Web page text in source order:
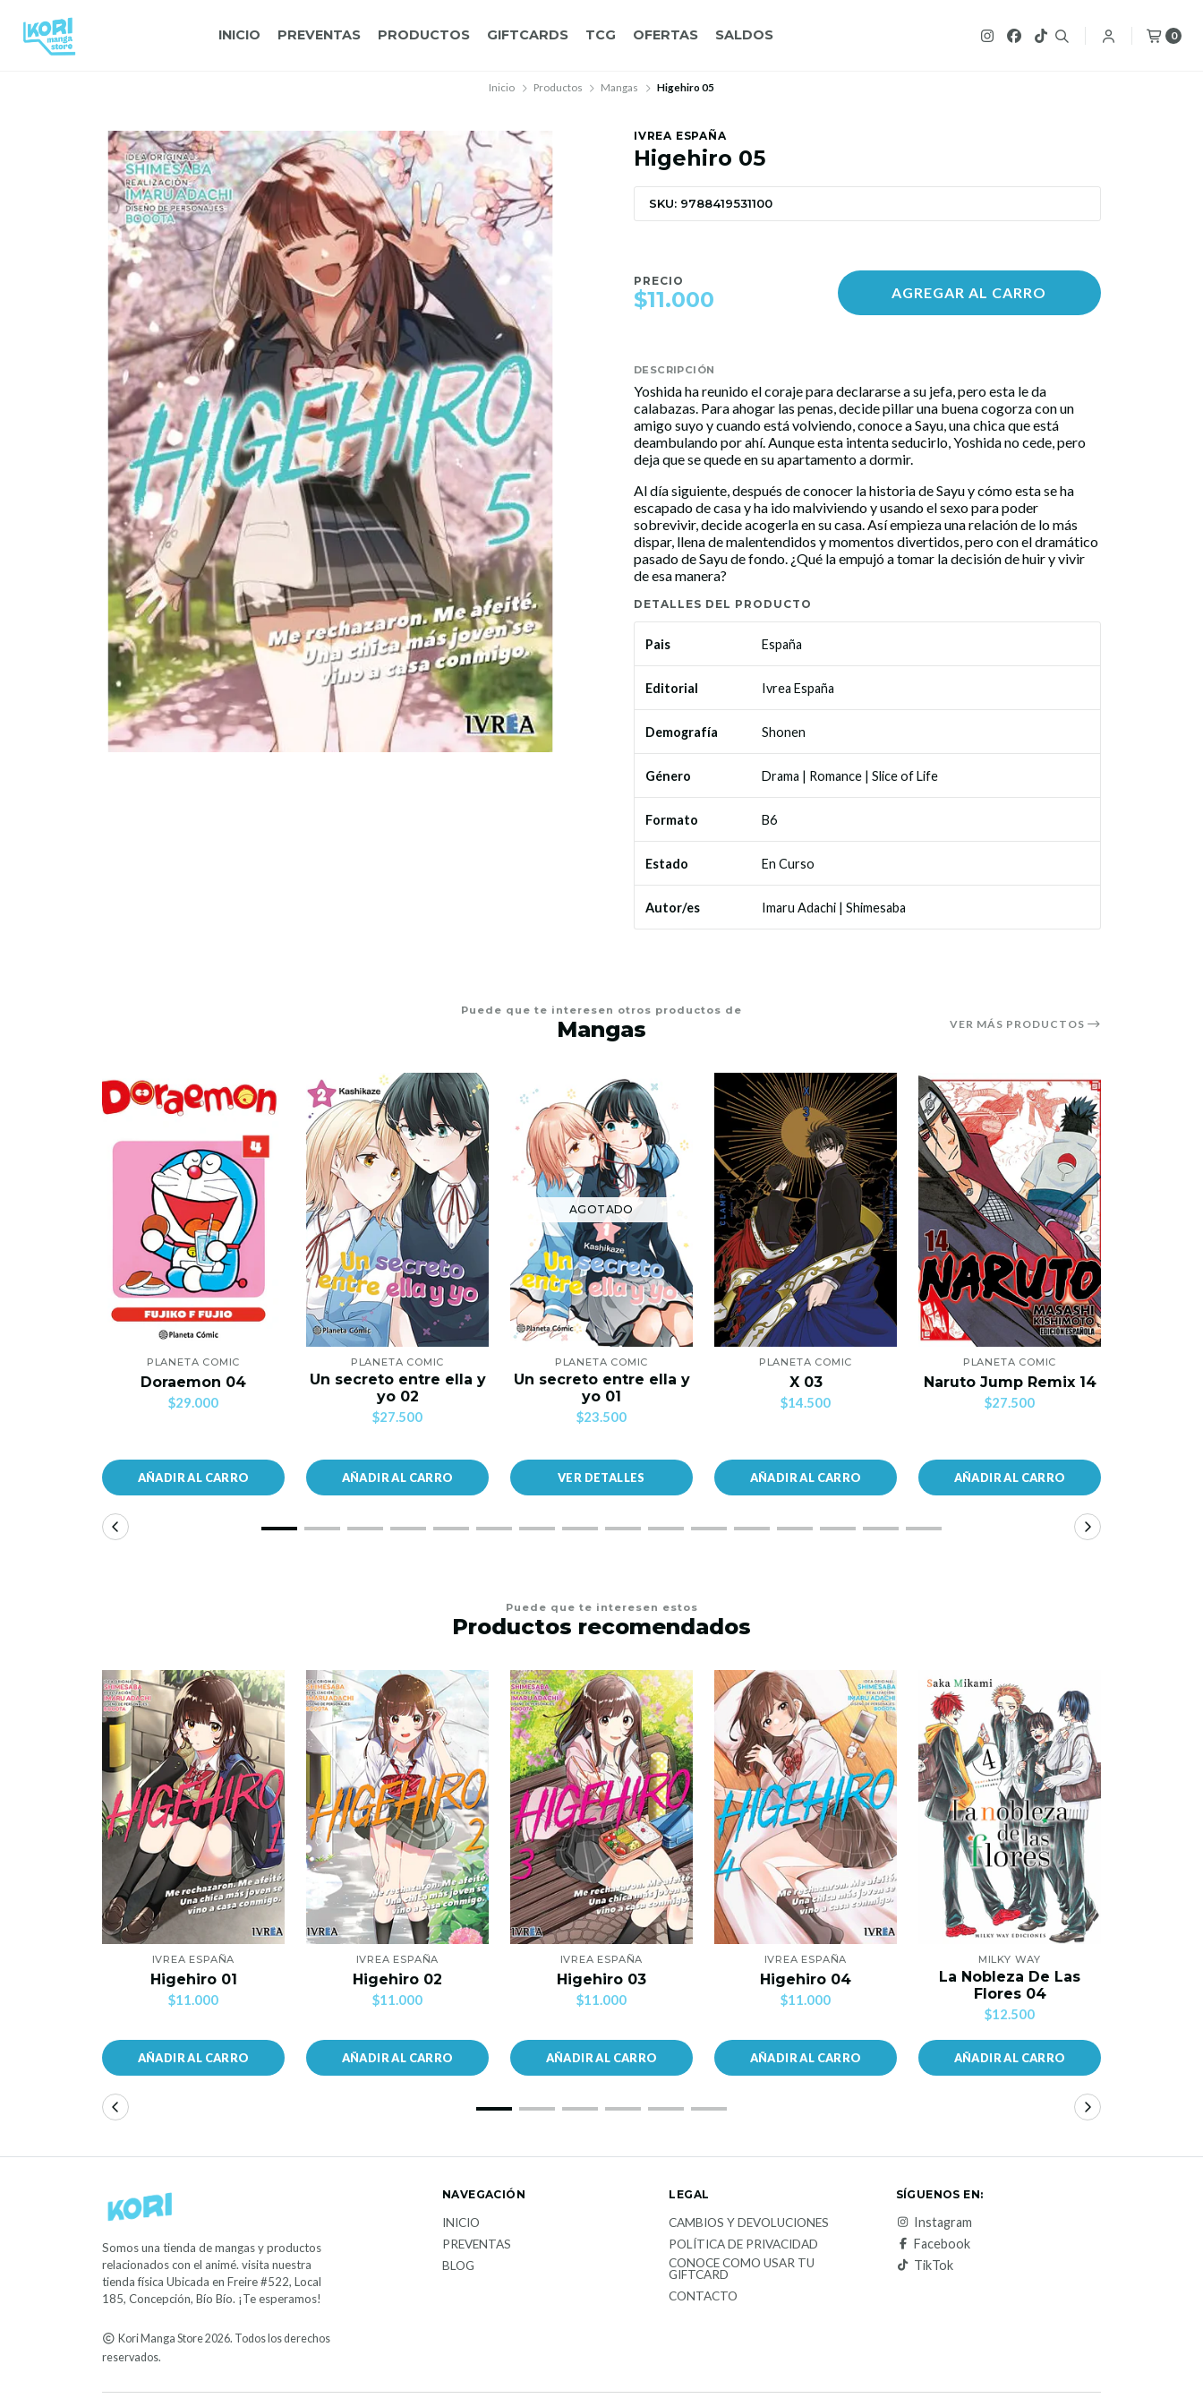
INICIO PREVENTAS PRODUCTOS GIFTCARDS TCG OFERTAS SALDOS 0
Inicio Productos Mangas Higehiro 05
IVREA ESPAÑA
Higehiro 05
SKU: 9788419531100
PRECIO
$11.000 AGREGAR AL CARRO
DESCRIPCIÓN
Yoshida ha reunido el coraje para declararse a su jefa, pero esta le da
calabazas. Para ahogar las penas, decide pillar una buena cogorza con un
amigo suyo y cuando está volviendo, conoce a Sayu, una chica que está
deambulando por ahí. Aunque esta intenta seducirlo, Yoshida no cede, pero
deja que se quede en su apartamento a dormir.
Al día siguiente, después de conocer la historia de Sayu y cómo esta se ha
escapado de casa y ha ido malviviendo y usando el sexo para poder
sobrevivir, decide acogerla en su casa. Así empieza una relación de lo más
dispar, llena de malentendidos y momentos divertidos, pero con el dramático
pasado de Sayu de fondo. ¿Qué la empujó a tomar la decisión de huir y vivir
de esa manera?
DETALLES DEL PRODUCTO
Pais España
Editorial Ivrea España
Demografía Shonen
Género Drama | Romance | Slice of Life
Formato B6
Estado En Curso
Autor/es Imaru Adachi | Shimesaba
Puede que te interesen otros productos de
Mangas VER MÁS PRODUCTOS
PLANETA COMIC
Doraemon 04
$29.000
AÑADIR AL CARRO
PLANETA COMIC
Un secreto entre ella y
yo 02
$27.500
AÑADIR AL CARRO
AGOTADO
PLANETA COMIC
Un secreto entre ella y
yo 01
$23.500
VER DETALLES
PLANETA COMIC
X 03
$14.500
AÑADIR AL CARRO
PLANETA COMIC
Naruto Jump Remix 14
$27.500
AÑADIR AL CARRO
Puede que te interesen estos
Productos recomendados
IVREA ESPAÑA
Higehiro 01
$11.000
AÑADIR AL CARRO
IVREA ESPAÑA
Higehiro 02
$11.000
AÑADIR AL CARRO
IVREA ESPAÑA
Higehiro 03
$11.000
AÑADIR AL CARRO
IVREA ESPAÑA
Higehiro 04
$11.000
AÑADIR AL CARRO
MILKY WAY
La Nobleza De Las
Flores 04
$12.500
AÑADIR AL CARRO
Somos una tienda de mangas y productos
relacionados con el animé. visita nuestra
tienda física Ubicada en Freire #522, Local
185, Concepción, Bío Bío. ¡Te esperamos!
Kori Manga Store 2026. Todos los derechos
reservados.
NAVEGACIÓN
INICIO
PREVENTAS
BLOG
LEGAL
CAMBIOS Y DEVOLUCIONES
POLÍTICA DE PRIVACIDAD
CONOCE COMO USAR TU
GIFTCARD
CONTACTO
SÍGUENOS EN:
Instagram
Facebook
TikTok